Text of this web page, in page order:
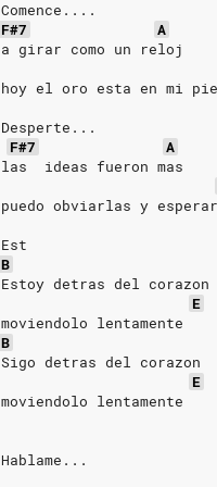
Comence....
F#7
A
a girar como un reloj
hoy el oro esta en mi
Desperte...
F#7
A
las  ideas fueron mas
puedo obviarlas y esperar
Est
B
Estoy detras del corazon
E
moviendolo lentamente
B
Sigo detras del corazon
E
moviendolo lentamente
Hablame...